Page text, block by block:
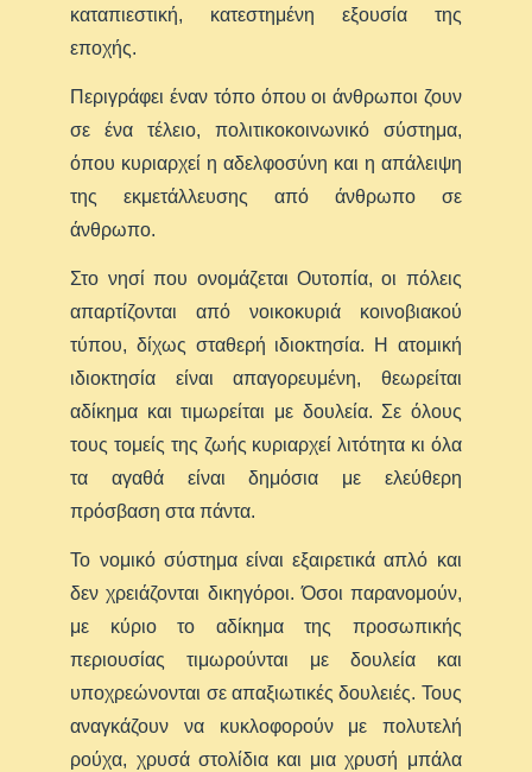
καταπιεστική, κατεστημένη εξουσία της
εποχής.
Περιγράφει έναν τόπο όπου οι άνθρωποι ζουν
σε ένα τέλειο, πολιτικοκοινωνικό σύστημα,
όπου κυριαρχεί η αδελφοσύνη και η απάλειψη
της εκμετάλλευσης από άνθρωπο σε
άνθρωπο.
Στο νησί που ονομάζεται Oυτοπία, οι πόλεις
απαρτίζονται από νοικοκυριά κοινοβιακού
τύπου, δίχως σταθερή ιδιοκτησία. Η ατομική
ιδιοκτησία είναι απαγορευμένη, θεωρείται
αδίκημα και τιμωρείται με δουλεία. Σε όλους
τους τομείς της ζωής κυριαρχεί λιτότητα κι όλα
τα αγαθά είναι δημόσια με ελεύθερη
πρόσβαση στα πάντα.
Το νομικό σύστημα είναι εξαιρετικά απλό και
δεν χρειάζονται δικηγόροι. Όσοι παρανομούν,
με κύριο το αδίκημα της προσωπικής
περιουσίας τιμωρούνται με δουλεία και
υποχρεώνονται σε απαξιωτικές δουλειές. Τους
αναγκάζουν να κυκλοφορούν με πολυτελή
ρούχα, χρυσά στολίδια και μια χρυσή μπάλα